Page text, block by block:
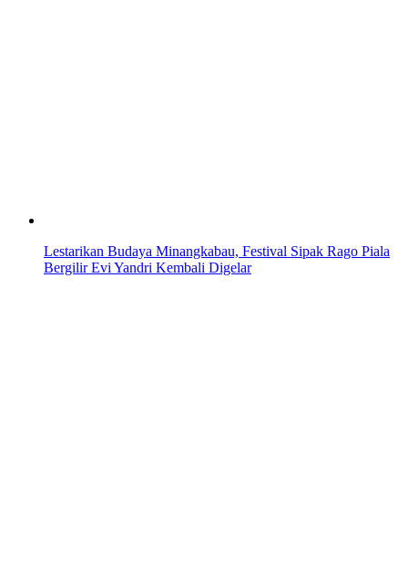
Lestarikan Budaya Minangkabau, Festival Sipak Rago Piala
Bergilir Evi Yandri Kembali Digelar